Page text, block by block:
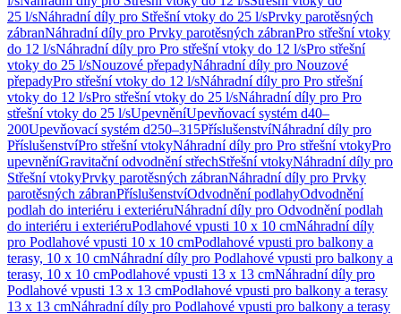
25 l/sNáhradní díly pro Střešní vtoky do 25 l/sPrvky parotěsných
zábranNáhradní díly pro Prvky parotěsných zábranPro střešní vtoky
do 12 l/sNáhradní díly pro Pro střešní vtoky do 12 l/sPro střešní
vtoky do 25 l/sNouzové přepadyNáhradní díly pro Nouzové
přepadyPro střešní vtoky do 12 l/sNáhradní díly pro Pro střešní
vtoky do 12 l/sPro střešní vtoky do 25 l/sNáhradní díly pro Pro
střešní vtoky do 25 l/sUpevněníUpevňovací systém d40–
200Upevňovací systém d250–315PříslušenstvíNáhradní díly pro
PříslušenstvíPro střešní vtokyNáhradní díly pro Pro střešní vtokyPro
upevněníGravitační odvodnění střechStřešní vtokyNáhradní díly pro
Střešní vtokyPrvky parotěsných zábranNáhradní díly pro Prvky
parotěsných zábranPříslušenstvíOdvodnění podlahyOdvodnění
podlah do interiéru i exteriéruNáhradní díly pro Odvodnění podlah
do interiéru i exteriéruPodlahové vpusti 10 x 10 cmNáhradní díly
pro Podlahové vpusti 10 x 10 cmPodlahové vpusti pro balkony a
terasy, 10 x 10 cmNáhradní díly pro Podlahové vpusti pro balkony a
terasy, 10 x 10 cmPodlahové vpusti 13 x 13 cmNáhradní díly pro
Podlahové vpusti 13 x 13 cmPodlahové vpusti pro balkony a terasy
13 x 13 cmNáhradní díly pro Podlahové vpusti pro balkony a terasy